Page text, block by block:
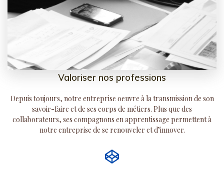
Valoriser nos professions
Depuis toujours, notre entreprise oeuvre à la transmission de son
savoir-faire et de ses corps de métiers. Plus que des
collaborateurs, ses compagnons en apprentissage permettent à
notre entreprise de se renouveler et d’innover.